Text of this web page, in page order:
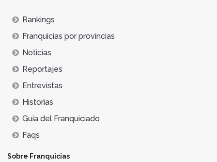
Rankings
Franquicias por provincias
Noticias
Reportajes
Entrevistas
Historias
Guía del Franquiciado
Faqs
Sobre Franquicias